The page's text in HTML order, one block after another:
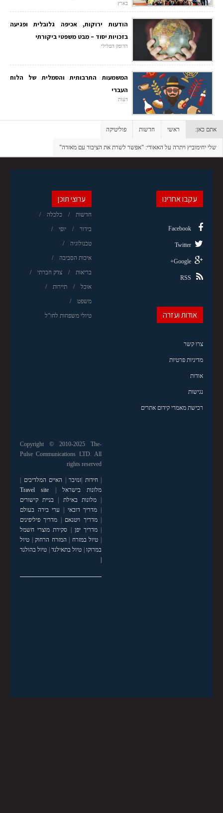
בארץ
הודעות ירוקות, אכיפה גלובלית ופגיעה
בזכויות יסוד – מבט משפטי ביקורתי
הדופק הפלילי
המשמעות התרבותית והסמלית של הלוח
העברי
דעות
אתם כאן: ראשי חדשות פוליטיקה
שלי יחימוביץ ויתרה על האאודי: "אפשר לשרת את הציבור עם מאזדה"
ערוצי תוכן
חדשות כלכלה
בידור יופי
טכנולוגיה
איכות הסביבה
בריאות צדק חברתי
אוכל תיירות
משפט
טיולי משפחות לחו"ל
עקבו אחרינו
Facebook
Twitter
Google+
RSS
אודות ועזרה
צרו קשר
מדיניות פרטיות
אודות
נגישות
רכישת מאמרי קידום אתרים
Copyright © 2010-2025 The-
Pulse Communications LTD. All
rights reserved
|חידות |זנזיבר | האיים המלדיבים |
מלונות בישראל |
Travel site
|מלונות באילת | בניית קישורים
| מדריך דובאי | ערי בירה בעולם
|מדריך ויטנאם | מדריך פיליפינים
|מדריך יפן | סקירת מוצרי חשמל
| טיול במזרח | המזרח הרחוק| טיול
במרוקו| טיול בתאילנד| טיול בהולנד
|